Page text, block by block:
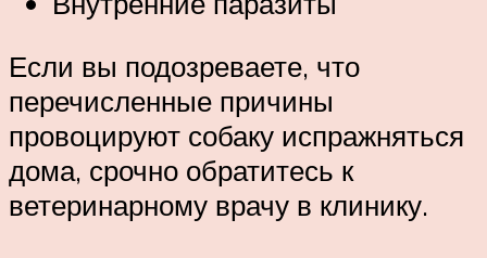
Если вы подозреваете, что
перечисленные причины
провоцируют собаку испражняться
дома, срочно обратитесь к
ветеринарному врачу в клинику.